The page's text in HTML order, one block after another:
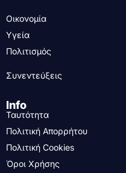
Οικονομία
Υγεία
Πολιτισμός
Συνεντεύξεις
Info
Ταυτότητα
Πολιτική Απορρήτου
Πολιτική Cookies
Όροι Χρήσης